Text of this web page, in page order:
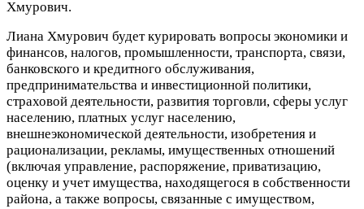
Хмурович.
Лиана Хмурович будет курировать вопросы экономики и
финансов, налогов, промышленности, транспорта, связи,
банковского и кредитного обслуживания,
предпринимательства и инвестиционной политики,
страховой деятельности, развития торговли, сферы услуг
населению, платных услуг населению,
внешнеэкономической деятельности, изобретения и
рационализации, рекламы, имущественных отношений
(включая управление, распоряжение, приватизацию,
оценку и учет имущества, находящегося в собственности
района, а также вопросы, связанные с имуществом,